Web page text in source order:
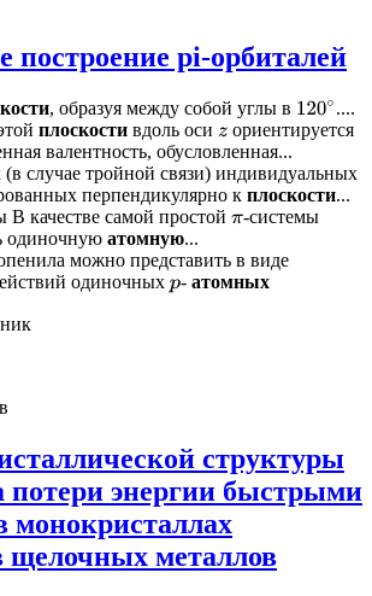
построение pi-орбиталей
, образуя между собой углы в 120∘....
плоскости вдоль оси zориентируется
валентность, обусловленная...
(в случае тройной связи) индивидуальных
перпендикулярно к плоскости...
В качестве самой простой π-системы
одиночную атомную...
можно представить в виде
одиночных p- атомных
структуры
потери энергии быстрыми
монокристаллах
щелочных металлов